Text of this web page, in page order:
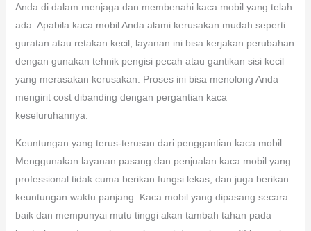
Anda di dalam menjaga dan membenahi kaca mobil yang telah
ada. Apabila kaca mobil Anda alami kerusakan mudah seperti
guratan atau retakan kecil, layanan ini bisa kerjakan perubahan
dengan gunakan tehnik pengisi pecah atau gantikan sisi kecil
yang merasakan kerusakan. Proses ini bisa menolong Anda
mengirit cost dibanding dengan pergantian kaca
keseluruhannya.
Keuntungan yang terus-terusan dari penggantian kaca mobil
Menggunakan layanan pasang dan penjualan kaca mobil yang
professional tidak cuma berikan fungsi lekas, dan juga berikan
keuntungan waktu panjang. Kaca mobil yang dipasang secara
baik dan mempunyai mutu tinggi akan tambah tahan pada